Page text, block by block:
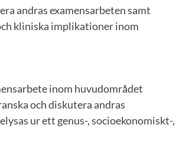
andras examensarbeten samt
kliniska implikationer inom
inom huvudområdet
och diskutera andras
ur ett genus-, socioekonomiskt-,